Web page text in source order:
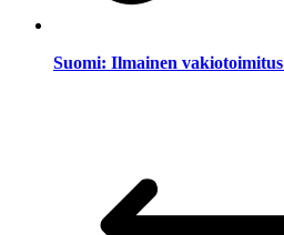
Suomi: Ilmainen vakiotoimitus